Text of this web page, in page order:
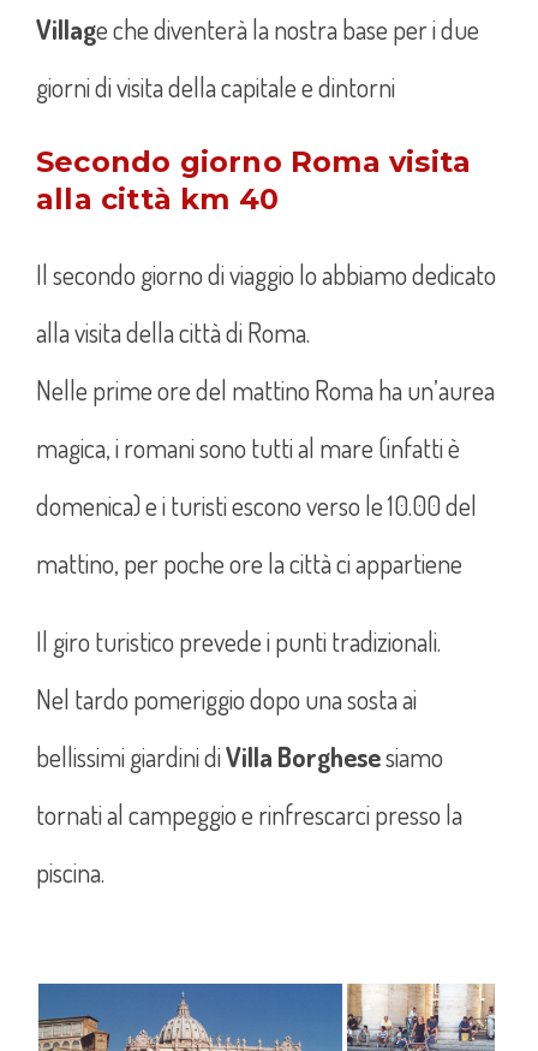
Village che diventerà la nostra base per i due
giorni di visita della capitale e dintorni
Secondo giorno Roma visita
alla città km 40
Il secondo giorno di viaggio lo abbiamo dedicato
alla visita della città di Roma.
Nelle prime ore del mattino Roma ha un’aurea
magica, i romani sono tutti al mare (infatti è
domenica) e i turisti escono verso le 10.00 del
mattino, per poche ore la città ci appartiene
Il giro turistico prevede i punti tradizionali.
Nel tardo pomeriggio dopo una sosta ai
bellissimi giardini diVilla Borghesesiamo
tornati al campeggio e rinfrescarci presso la
piscina.